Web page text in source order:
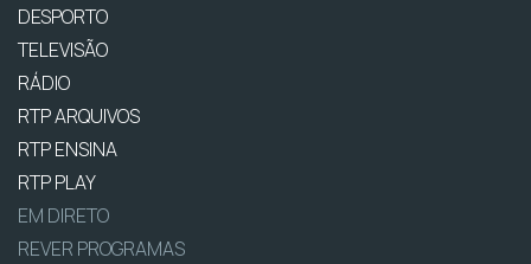
DESPORTO
TELEVISÃO
RÁDIO
RTP ARQUIVOS
RTP ENSINA
RTP PLAY
EM DIRETO
REVER PROGRAMAS